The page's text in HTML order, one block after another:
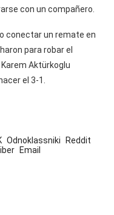
con un compañero.
conectar un remate en
para robar el
Aktürkoglu
el 3-1.
Odnoklassniki
Reddit
Email